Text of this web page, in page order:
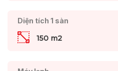
Diện tích 1 sàn
150 m2